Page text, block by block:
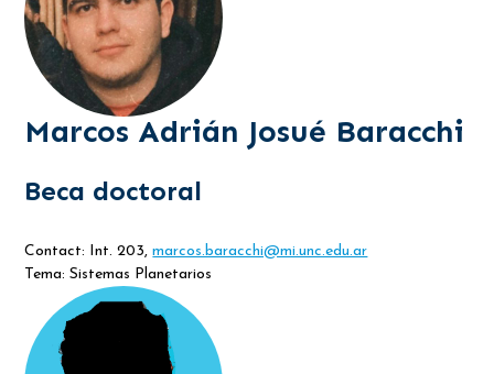
Marcos Adrián Josué Baracchi
Beca doctoral
Contact: Int. 203,marcos.baracchi@mi.unc.edu.ar
Tema: Sistemas Planetarios